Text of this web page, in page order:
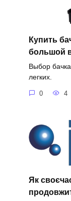
Купить
большой
Выбор
легких.
0 4
Як